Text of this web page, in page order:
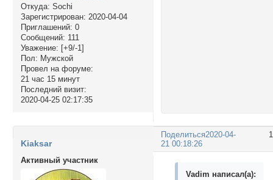
Откуда: Sochi
Зарегистрирован: 2020-04-04
Приглашений: 0
Сообщений: 111
Уважение: [+9/-1]
Пол: Мужской
Провел на форуме:
21 час 15 минут
Последний визит:
2020-04-25 02:17:35
Поделиться2020-04-
21 00:18:26
Kiaksar
Активный участник
Vadim написал(а):